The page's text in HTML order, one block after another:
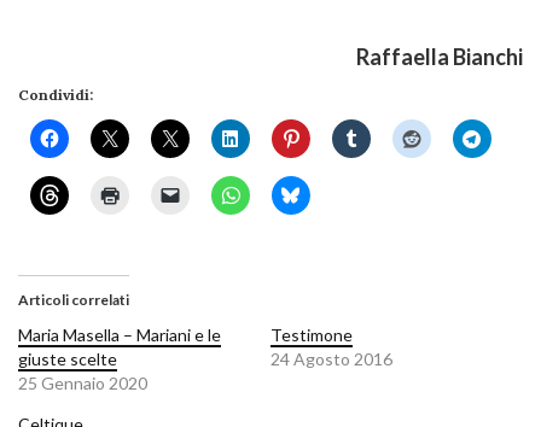
Raffaella Bianchi
Condividi:
Articoli correlati
Maria Masella – Mariani e le
giuste scelte
25 Gennaio 2020
Testimone
24 Agosto 2016